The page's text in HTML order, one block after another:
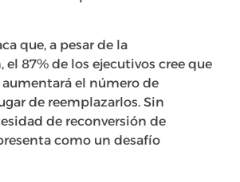
que, a pesar de la
87% de los ejecutivos cree que
aumentará el número de
de reemplazarlos. Sin
de reconversión de
como un desafío